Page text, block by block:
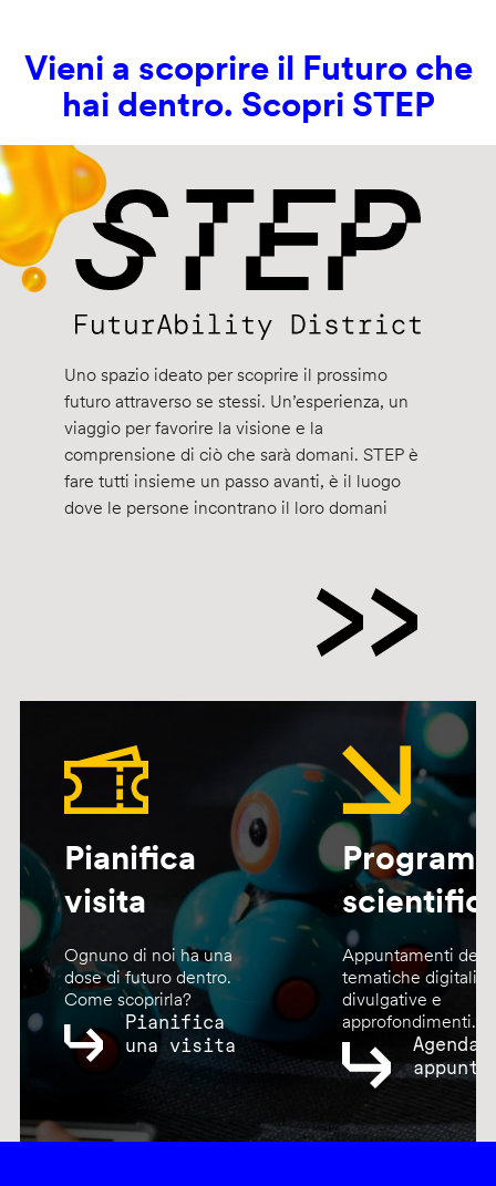
Vieni a scoprire il Futuro che
hai dentro. Scopri STEP
Uno spazio ideato per scoprire il prossimo
futuro attraverso se stessi. Un’esperienza, un
viaggio per favorire la visione e la
comprensione di ciò che sarà domani. STEP è
fare tutti insieme un passo avanti, è il luogo
dove le persone incontrano il loro domani
Pianifica
visita
Ognuno di noi ha una
dose di futuro dentro.
Come scoprirla?
Pianifica
una visita
Appuntamenti
tematiche digitali,
divulgative e
approfondimenti.
Agenda